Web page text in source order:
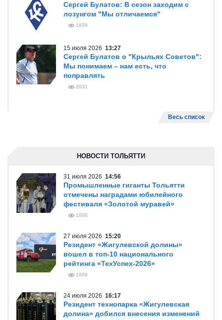
Сергей Булатов: В сезон заходим с
лозунгом "Мы отличаемся"
1839
15 июля 2026 13:27
Сергей Булатов о "Крыльях Советов":
Мы понимаем – нам есть, что
поправлять
2031
Весь список
НОВОСТИ ТОЛЬЯТТИ
31 июля 2026 14:56
Промышленные гиганты Тольятти
отмечены наградами юбилейного
фестиваля «Золотой муравей»
1000
27 июля 2026 15:20
Резидент «Жигулевской долины»
вошел в топ-10 национального
рейтинга «ТехУспех-2026»
1009
24 июля 2026 16:17
Резидент технопарка «Жигулевская
долина» добился внесения изменений